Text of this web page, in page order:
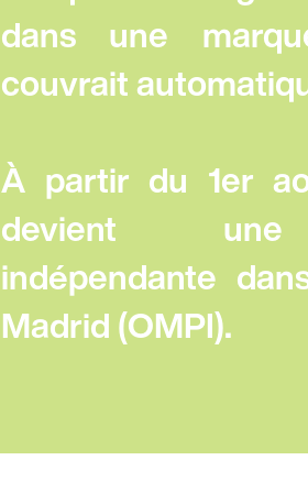
dans une
couvrait
À partir du 1er
devient une
indépendante
Madrid (OMPI).